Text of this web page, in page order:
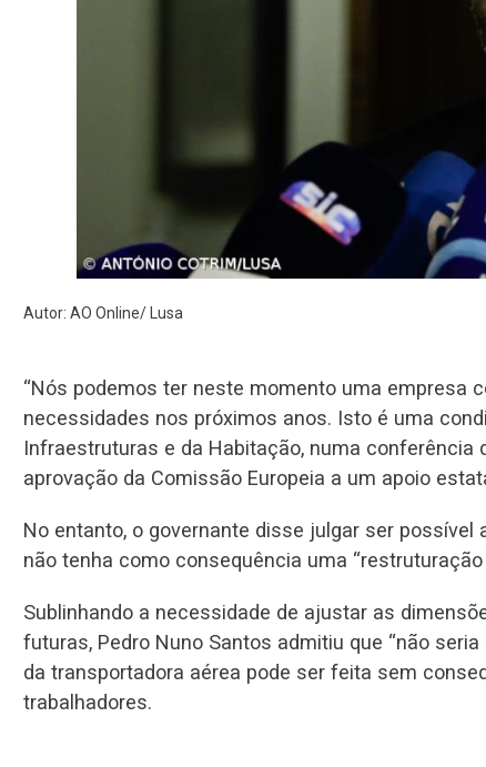
Autor: AO Online/ Lusa
“Nós podemos ter neste momento uma empresa
necessidades nos próximos anos. Isto é uma
Infraestruturas e da Habitação, numa conferência
aprovação da Comissão Europeia a um apoio
No entanto, o governante disse julgar ser possível
não tenha como consequência uma “restruturação
Sublinhando a necessidade de ajustar as
futuras, Pedro Nuno Santos admitiu que “não
da transportadora aérea pode ser feita sem
trabalhadores.